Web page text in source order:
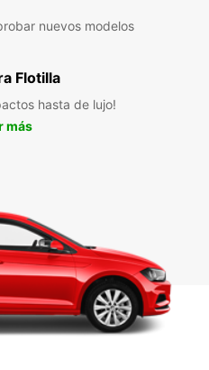
nuevos modelos
Flotilla
hasta de lujo!
más